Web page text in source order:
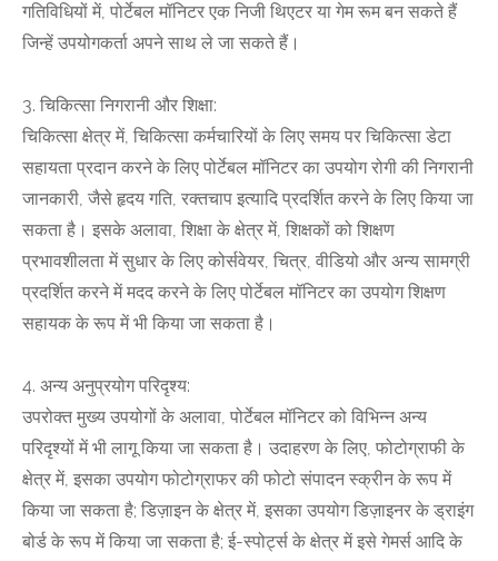
गतिविधियों में, पोर्टेबल मॉनिटर एक निजी थिएटर या गेम रूम बन सकते हैं
जिन्हें उपयोगकर्ता अपने साथ ले जा सकते हैं।
3. चिकित्सा निगरानी और शिक्षा:
चिकित्सा क्षेत्र में, चिकित्सा कर्मचारियों के लिए समय पर चिकित्सा डेटा
सहायता प्रदान करने के लिए पोर्टेबल मॉनिटर का उपयोग रोगी की निगरानी
जानकारी, जैसे हृदय गति, रक्तचाप इत्यादि प्रदर्शित करने के लिए किया जा
सकता है। इसके अलावा, शिक्षा के क्षेत्र में, शिक्षकों को शिक्षण
प्रभावशीलता में सुधार के लिए कोर्सवेयर, चित्र, वीडियो और अन्य सामग्री
प्रदर्शित करने में मदद करने के लिए पोर्टेबल मॉनिटर का उपयोग शिक्षण
सहायक के रूप में भी किया जा सकता है।
4. अन्य अनुप्रयोग परिदृश्य:
उपरोक्त मुख्य उपयोगों के अलावा, पोर्टेबल मॉनिटर को विभिन्न अन्य
परिदृश्यों में भी लागू किया जा सकता है। उदाहरण के लिए, फोटोग्राफी के
क्षेत्र में, इसका उपयोग फोटोग्राफर की फोटो संपादन स्क्रीन के रूप में
किया जा सकता है; डिज़ाइन के क्षेत्र में, इसका उपयोग डिज़ाइनर के ड्राइंग
बोर्ड के रूप में किया जा सकता है; ई-स्पोर्ट्स के क्षेत्र में इसे गेमर्स आदि के